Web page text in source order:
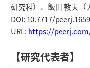
研究科）、飯田 敦夫（
DOI: 10.7717/
URL: https://
【研究代表者】